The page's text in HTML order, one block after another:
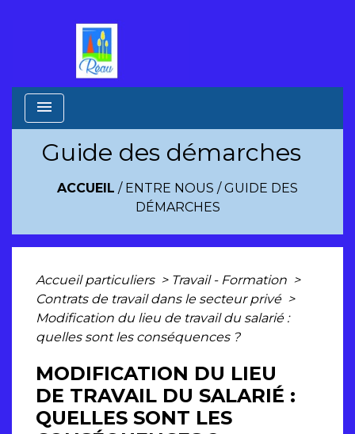
menu
Guide des démarches
ACCUEIL / ENTRE NOUS /GUIDE DES
DÉMARCHES
Accueil particuliers > Travail - Formation >
Contrats de travail dans le secteur privé >
Modification du lieu de travail du salarié :
quelles sont les conséquences ?
MODIFICATION DU LIEU
DE TRAVAIL DU SALARIÉ :
QUELLES SONT LES